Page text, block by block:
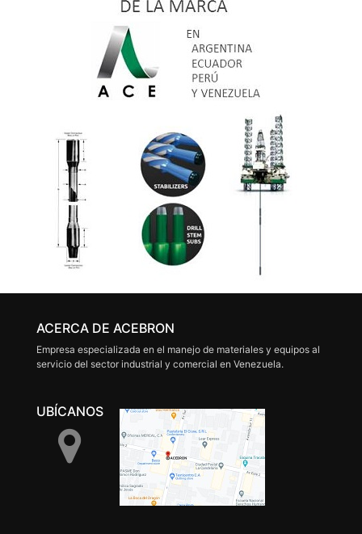
ACERCA DE ACEBRON
Empresa especializada en el manejo de materiales y equipos al
servicio del sector industrial y comercial en Venezuela.
UBÍCANOS